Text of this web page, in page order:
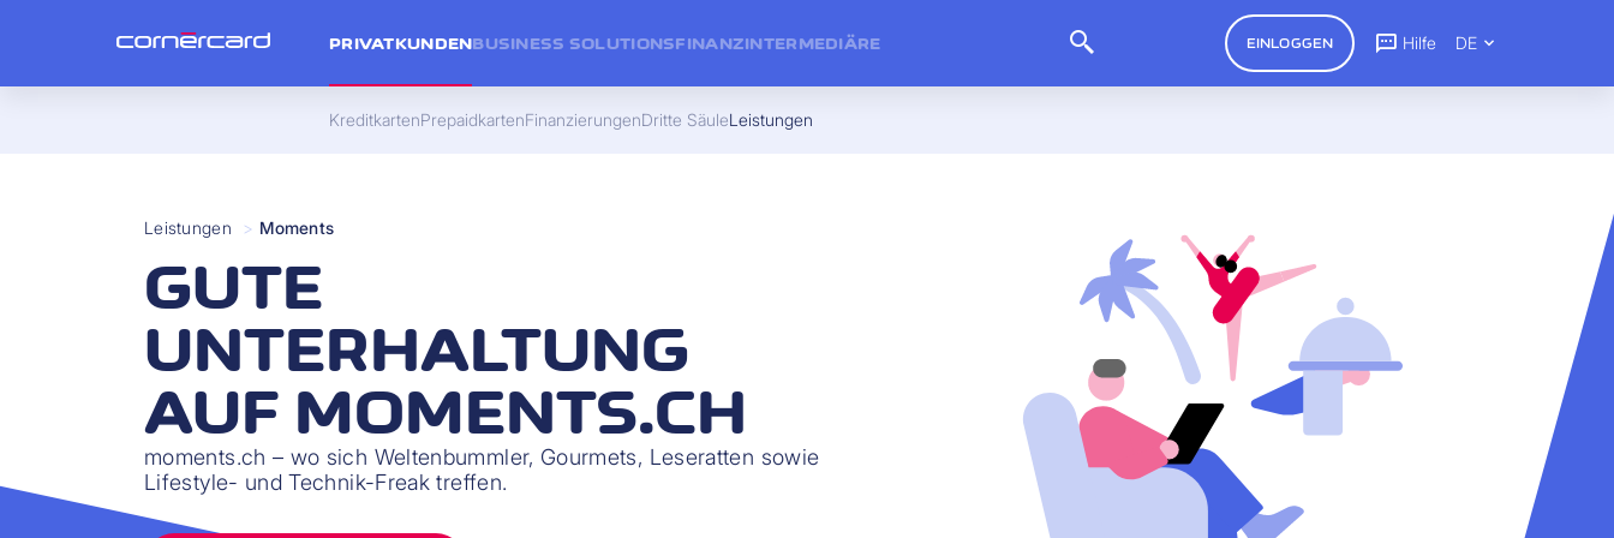
Leistungen > Moments
GUTE
UNTERHALTUNG
AUF MOMENTS.CH
moments.ch – wo sich Weltenbummler, Gourmets, Leseratten sowie
Lifestyle- und Technik-Freak treffen.
PRIVATKUNDEN
KreditkartenPrepaidkartenFinanzierungenDritte SäuleLeistungen
BUSINESS SOLUTIONSFINANZINTERMEDIÄRE EINLOGGEN Hilfe DE